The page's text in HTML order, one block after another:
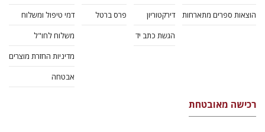
הוצאות ספרים מתארחות
דירקטוריון
הגשת כתב יד
פרס ברטל
דמי טיפול ומשלוח
משלוח לחו"ל
מדיניות החזרת מוצרים
אבטחה
רכישה מאובטחת